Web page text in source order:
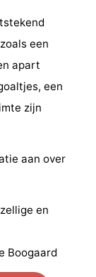
een
apart
een
zijn
aan over
en
Boogaard